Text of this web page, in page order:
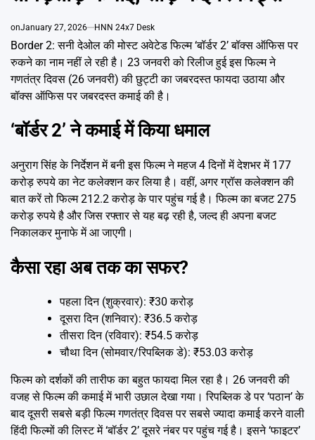
onJanuary 27, 2026 HNN 24x7 Desk
Border 2: सनी देओल की मोस्ट अवेटेड फिल्म ‘बॉर्डर 2’ बॉक्स ऑफिस पर
रुकने का नाम नहीं ले रही है। 23 जनवरी को रिलीज हुई इस फिल्म ने
गणतंत्र दिवस (26 जनवरी) की छुट्टी का जबरदस्त फायदा उठाया और
बॉक्स ऑफिस पर जबरदस्त कमाई की है।
‘बॉर्डर 2’ ने कमाई में किया धमाल
अनुराग सिंह के निर्देशन में बनी इस फिल्म ने महज 4 दिनों में देशभर में 177
करोड़ रुपये का नेट कलेक्शन कर लिया है। वहीं, अगर ग्रॉस कलेक्शन की
बात करें तो फिल्म 212.2 करोड़ के पार पहुंच गई है। फिल्म का बजट 275
करोड़ रुपये है और जिस रफ्तार से यह बढ़ रही है, जल्द ही अपना बजट
निकालकर मुनाफे में आ जाएगी।
कैसा रहा अब तक का सफर?
पहला दिन (शुक्रवार): ₹30 करोड़
दूसरा दिन (शनिवार): ₹36.5 करोड़
तीसरा दिन (रविवार): ₹54.5 करोड़
चौथा दिन (सोमवार/रिपब्लिक डे): ₹53.03 करोड़
फिल्म को दर्शकों की तारीफ का बहुत फायदा मिल रहा है। 26 जनवरी की
वजह से फिल्म की कमाई में भारी उछाल देखा गया। रिपब्लिक डे पर ‘पठान’ के
बाद दूसरी सबसे बड़ी फिल्म गणतंत्र दिवस पर सबसे ज्यादा कमाई करने वाली
हिंदी फिल्मों की लिस्ट में ‘बॉर्डर 2’ दूसरे नंबर पर पहुंच गई है। इसने ‘फाइटर’